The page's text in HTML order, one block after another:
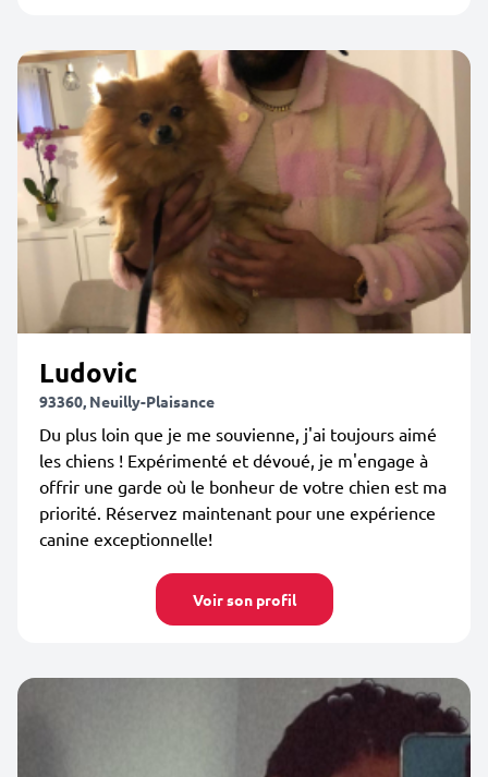
Ludovic
93360, Neuilly-Plaisance
Du plus loin que je me souvienne, j'ai toujours aimé
les chiens ! Expérimenté et dévoué, je m'engage à
offrir une garde où le bonheur de votre chien est ma
priorité. Réservez maintenant pour une expérience
canine exceptionnelle!
Voir son profil